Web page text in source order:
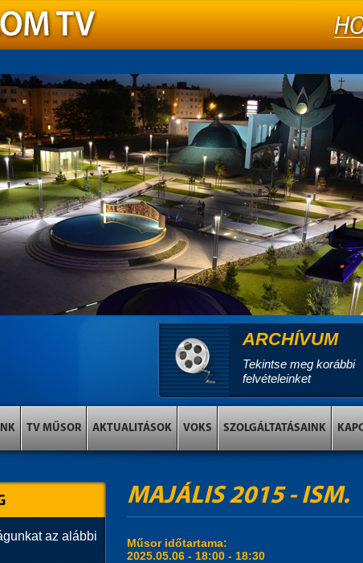
ARCHÍVUM
Tekintse meg korábbi
felvételeinket
TV MŰSOR AKTUALITÁSOK VOKS SZOLGÁLTATÁSAINK
MAJÁLIS 2015 - ISM.
Műsor időtartama:
2025.05.06 - 18:00 - 18:30
az alábbi